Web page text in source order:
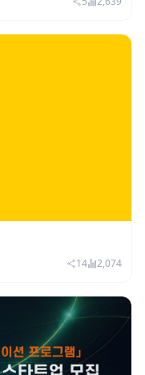
985억·영업
14 2,074